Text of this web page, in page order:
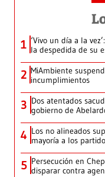
1 ‘Vivo un día a la
la despedida de su
2 MiAmbiente
incumplimientos
3 Dos atentados
gobierno de
4 Los no alineados
mayoría a los
5 Persecución en
disparar contra